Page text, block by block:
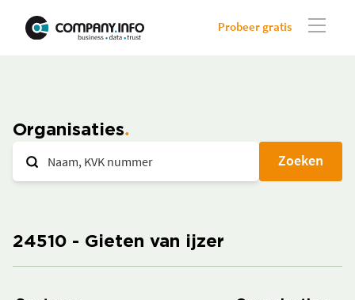
Probeer gratis
Organisaties
Zoeken
24510 - Gieten van ijzer